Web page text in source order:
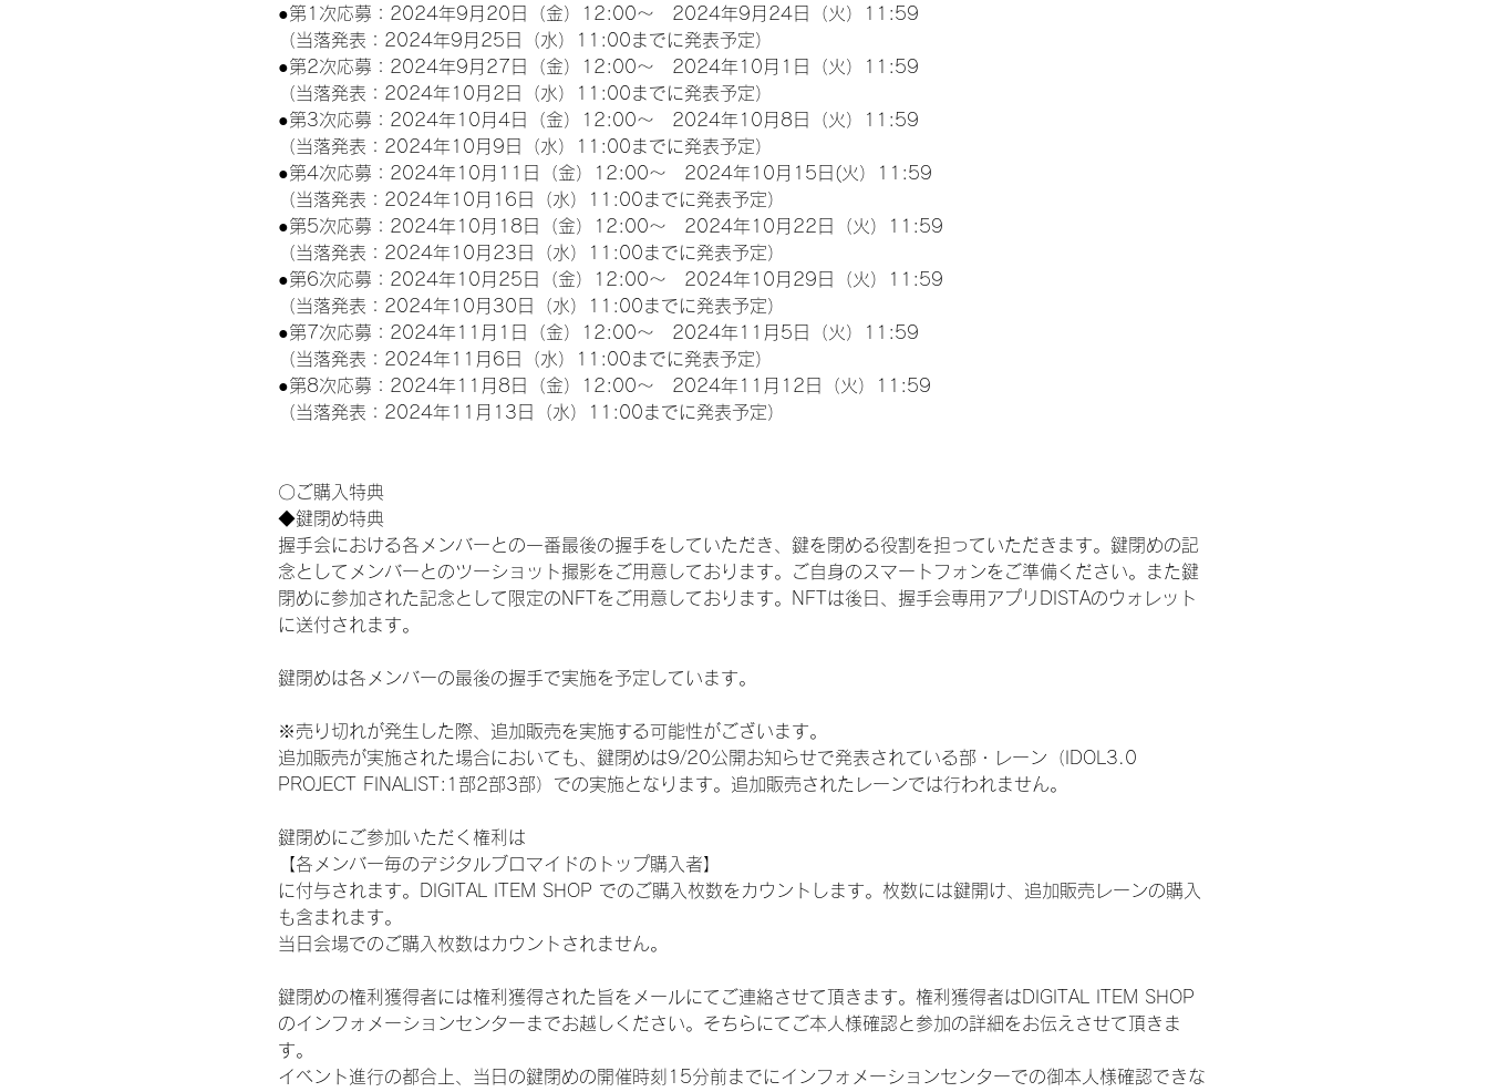
●第1次応募：2024年9月20日（金）12:00～　2024年9月24日（火）11:59
（当落発表：2024年9月25日（水）11:00までに発表予定）
●第2次応募：2024年9月27日（金）12:00～　2024年10月1日（火）11:59
（当落発表：2024年10月2日（水）11:00までに発表予定）
●第3次応募：2024年10月4日（金）12:00～　2024年10月8日（火）11:59
（当落発表：2024年10月9日（水）11:00までに発表予定）
●第4次応募：2024年10月11日（金）12:00～　2024年10月15日(火）11:59
（当落発表：2024年10月16日（水）11:00までに発表予定）
●第5次応募：2024年10月18日（金）12:00～　2024年10月22日（火）11:59
（当落発表：2024年10月23日（水）11:00までに発表予定）
●第6次応募：2024年10月25日（金）12:00～　2024年10月29日（火）11:59
（当落発表：2024年10月30日（水）11:00までに発表予定）
●第7次応募：2024年11月1日（金）12:00～　2024年11月5日（火）11:59
（当落発表：2024年11月6日（水）11:00までに発表予定）
●第8次応募：2024年11月8日（金）12:00～　2024年11月12日（火）11:59
（当落発表：2024年11月13日（水）11:00までに発表予定）
〇ご購入特典
◆鍵閉め特典
握手会における各メンバーとの一番最後の握手をしていただき、鍵を閉める役割を担っていただきます。鍵閉めの記
念としてメンバーとのツーショット撮影をご用意しております。ご自身のスマートフォンをご準備ください。また鍵
閉めに参加された記念として限定のNFTをご用意しております。NFTは後日、握手会専用アプリDISTAのウォレット
に送付されます。
鍵閉めは各メンバーの最後の握手で実施を予定しています。
※売り切れが発生した際、追加販売を実施する可能性がございます。
追加販売が実施された場合においても、鍵閉めは9/20公開お知らせで発表されている部・レーン（IDOL3.0
PROJECT FINALIST:1部2部3部）での実施となります。追加販売されたレーンでは行われません。
鍵閉めにご参加いただく権利は
【各メンバー毎のデジタルブロマイドのトップ購入者】
に付与されます。DIGITAL ITEM SHOP でのご購入枚数をカウントします。枚数には鍵開け、追加販売レーンの購入
も含まれます。
当日会場でのご購入枚数はカウントされません。
鍵閉めの権利獲得者には権利獲得された旨をメールにてご連絡させて頂きます。権利獲得者はDIGITAL ITEM SHOP
のインフォメーションセンターまでお越しください。そちらにてご本人様確認と参加の詳細をお伝えさせて頂きま
す。
イベント進行の都合上、当日の鍵閉めの開催時刻15分前までにインフォメーションセンターでの御本人様確認できな